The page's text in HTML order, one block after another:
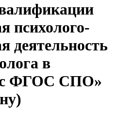
психолого-
деятельность
в
с ФГОС СПО»